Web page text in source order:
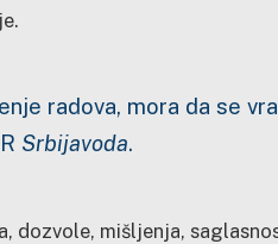
radova, mora da se
Srbijavoda.
dozvole, mišljenja,